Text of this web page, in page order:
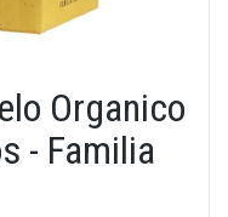
Organico
- Familia